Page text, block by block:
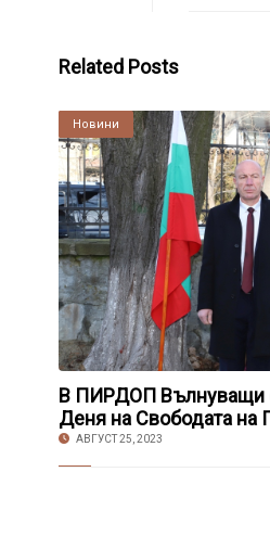
Related Posts
Култура
Новини
В ПИРДОП Вълнуващи
Деня на Свободата на
АВГУСТ 25, 2023